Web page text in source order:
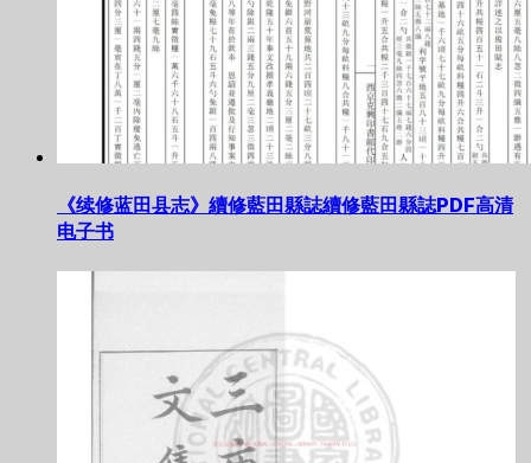
《续修蓝田县志》續修藍田縣誌續修藍田縣誌PDF高清
电子书